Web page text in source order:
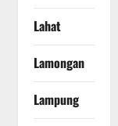
Lahat
Lamongan
Lampung